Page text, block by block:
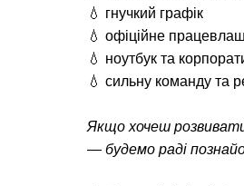
💧 гнучкий графік
💧 офіційне
💧 ноутбук та
💧 сильну команду та
Якщо хочеш
— будемо раді